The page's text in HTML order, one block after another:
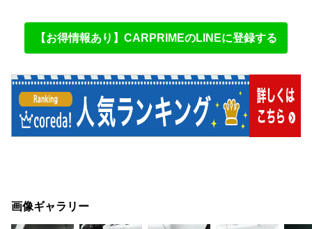
【お得情報あり】CARPRIMEのLINEに登録する
画像ギャラリー